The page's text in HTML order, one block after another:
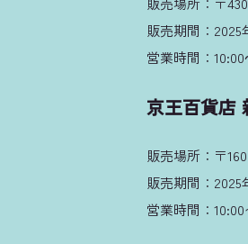
販売期間：2025
営業時間：10:00
京王百貨店
販売場所：〒
販売期間：2025
営業時間：